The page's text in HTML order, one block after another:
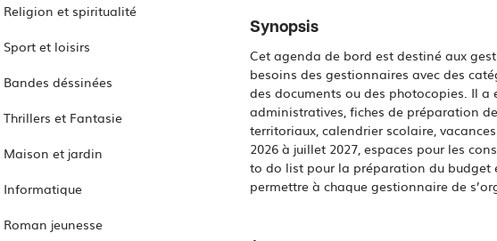
Religion et spiritualité
Sport et loisirs
Bandes déssinées
Thrillers et Fantasie
Maison et jardin
Informatique
Roman jeunesse
Synopsis
Cet agenda de bord est destiné aux
besoins des gestionnaires avec des
des documents ou des photocopies. Il
administratives, fiches de préparation
territoriaux, calendrier scolaire,
2026 à juillet 2027, espaces pour les
to do list pour la préparation du budget
permettre à chaque gestionnaire de